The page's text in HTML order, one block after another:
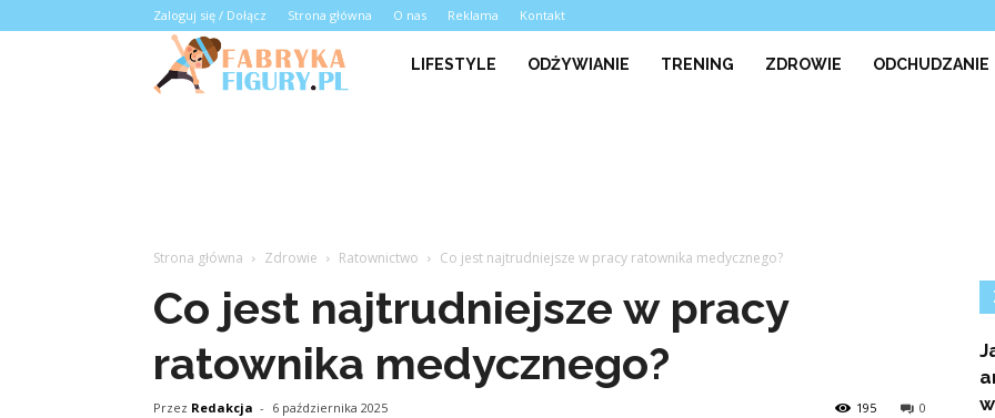
Zaloguj się / Dołącz Strona główna O nas Reklama Kontakt
LIFESTYLE ODŻYWIANIE TRENING ZDROWIE ODCHUDZANIE
Strona główna Zdrowie Ratownictwo Co jest najtrudniejsze w pracy ratownika medycznego?
Co jest najtrudniejsze w pracy
ratownika medycznego?
Przez Redakcja - 6 października 2025 0
195